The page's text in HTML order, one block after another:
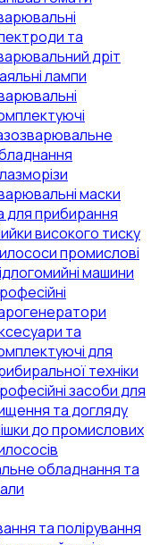
та
дріт
лампи
маски
для прибирання
високого тиску
промислові
машини
та
для
техніки
засоби для
та догляду
до промислових
обладнання та
та полірування